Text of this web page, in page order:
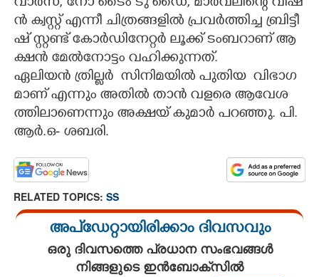
ൻ​ ​ക്വ​സ്റ്റ് ​എ​ന്നീ​ ​ചി​ത്ര​ങ്ങ​ളി​ൽ​ ​പ്ര​വ​ർ​ത്തി​ച്ച​ ​ബ്രി​ട്ടീ​
ഷ് ​സ്റ്റ​ണ്ട് ​കോ​ർ​ഡി​നേ​റ്റ​ർ​ ​ലൂ​ക്ക് ​ടം​ബ​റാ​ണ് ​ആ​
ക്ഷ​ൻ​ ​മേ​ൽ​നോ​ട്ടം​ ​വ​ഹി​ക്കു​ന്ന​ത്.​ ​
ഏ​ലി​യ​ൻ​ ​ത്രി​ല്ല​ർ​ ​ സി​നി​മയിൽ ​പു​തി​യ ​ ​വി​ഭാ​ഗ​
മാ​ണ് ​എ​ന്നും​ ​അ​തി​ൽ​ ​താ​ൻ​ ​വ​ള​രെ​ ​ആ​വേ​ശ​
ത്തി​ലാ​ണെന്നും ​അ​ക്ഷ​യ് ​കു​മാ​ർ​ ​പ​റ​ഞ്ഞു.​ പി.​
ആ​ർ.​ഒ​-​ ​ശ​ബ​രി.
RELATED TOPICS: SS
അപ്ഡേറ്റായിരിക്കാം ദിവസവും
ഒരു ദിവസത്തെ പ്രധാന സംഭവങ്ങൾ
നിങ്ങളുടെ ഇൻബോക്സിൽ